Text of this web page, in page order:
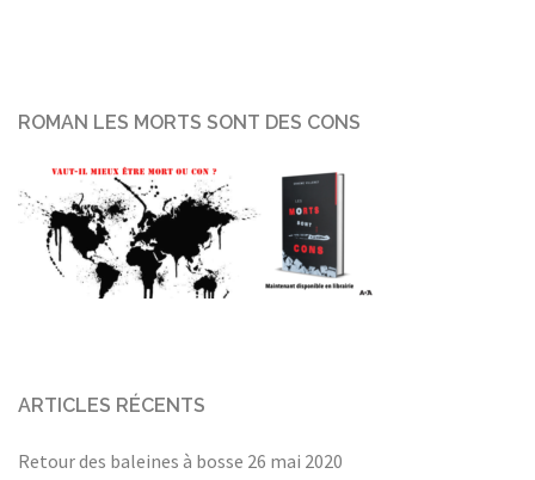
ROMAN LES MORTS SONT DES CONS
ARTICLES RÉCENTS
Retour des baleines à bosse 26 mai 2020